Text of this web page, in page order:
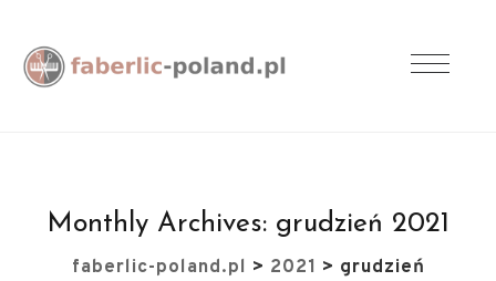
Monthly Archives: grudzień 2021
faberlic-poland.pl > 2021 > grudzień